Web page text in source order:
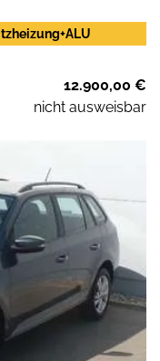
12.900,00 €
nicht ausweisbar